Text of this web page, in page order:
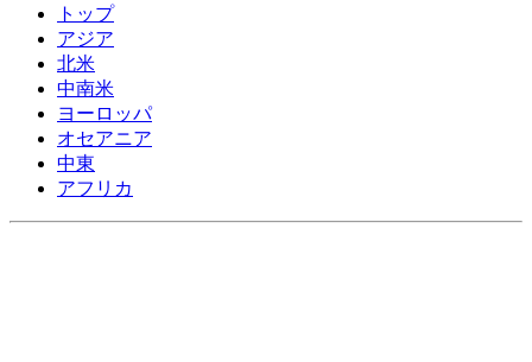
トップ
アジア
北米
中南米
ヨーロッパ
オセアニア
中東
アフリカ